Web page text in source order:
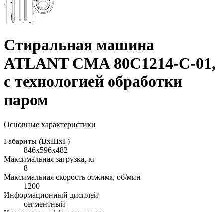
Стиральная машина
ATLANT СМА 80С1214-С-01,
с технологией обработки
паром
Основные характеристики
Габариты (ВхШхГ)
846x596x482
Максимальная загрузка, кг
8
Максимальная скорость отжима, об/мин
1200
Информационный дисплей
сегментный